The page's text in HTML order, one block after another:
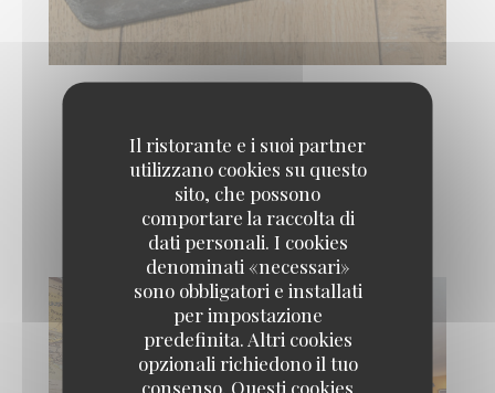
Il ristorante e i suoi partner
utilizzano cookies su questo
sito, che possono
comportare la raccolta di
dati personali. I cookies
denominati «necessari»
sono obbligatori e installati
per impostazione
predefinita. Altri cookies
opzionali richiedono il tuo
consenso. Questi cookies
Photos intérieur de
l'établissement